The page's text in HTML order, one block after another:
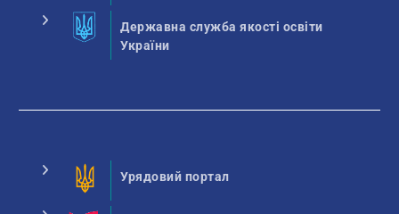
Державна служба якості освіти
України
Урядовий портал